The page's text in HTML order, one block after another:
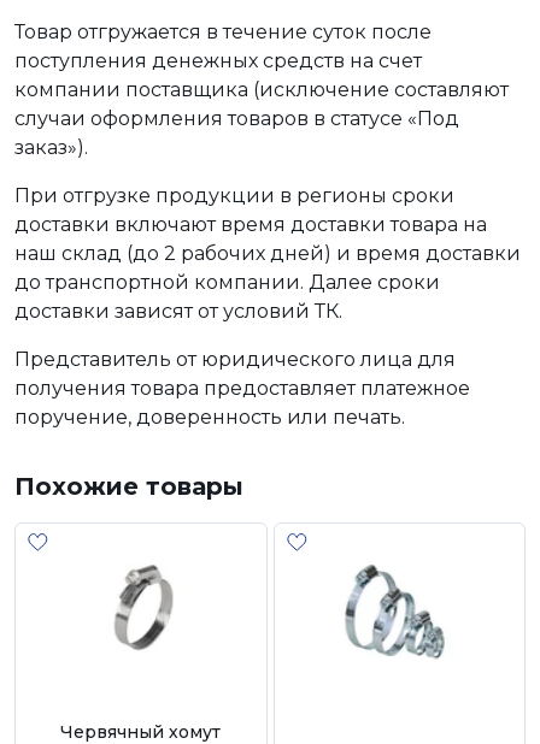
Товар отгружается в течение суток после
поступления денежных средств на счет
компании поставщика (исключение составляют
случаи оформления товаров в статусе «Под
заказ»).
При отгрузке продукции в регионы сроки
доставки включают время доставки товара на
наш склад (до 2 рабочих дней) и время доставки
до транспортной компании. Далее сроки
доставки зависят от условий ТК.
Представитель от юридического лица для
получения товара предоставляет платежное
поручение, доверенность или печать.
Похожие товары
Червячный хомут